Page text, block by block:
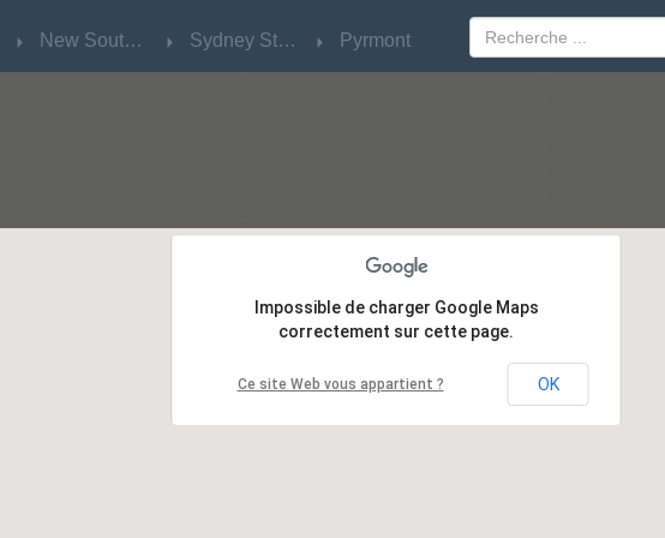
New South Wales Sydney Streets Pyrmont
Impossible de charger Google Maps
correctement sur cette page.
Ce site Web vous appartient ? OK
Impossible de charger Google Maps
correctement sur cette page.
Ce site Web vous appartient ? OK
New South Wales Sydney Streets Pyrmont